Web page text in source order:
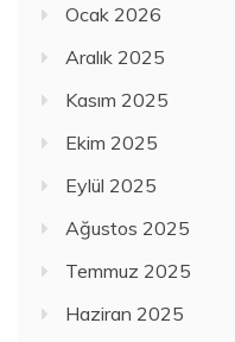
Ocak 2026
Aralık 2025
Kasım 2025
Ekim 2025
Eylül 2025
Ağustos 2025
Temmuz 2025
Haziran 2025